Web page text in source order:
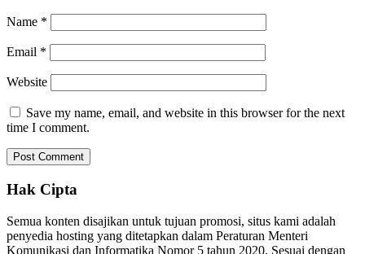
Name *
Email *
Website
Save my name, email, and website in this browser for the next
time I comment.
Hak Cipta
Semua konten disajikan untuk tujuan promosi, situs kami adalah
penyedia hosting yang ditetapkan dalam Peraturan Menteri
Komunikasi dan Informatika Nomor 5 tahun 2020. Sesuai dengan